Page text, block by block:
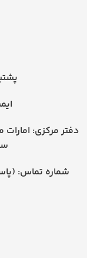
دفتر مرکزی: امارات
شماره تماس: +971504205570 (پاسخگویی در واتس اپ)